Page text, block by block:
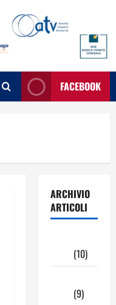
FACEBOOK
ARCHIVIO
ARTICOLI
(10)
(9)